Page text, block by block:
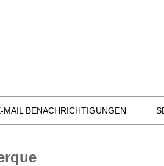
MAIL BENACHRICHTIGUNGEN